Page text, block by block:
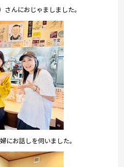
んにおじゃましました。
にお話しを伺いました。